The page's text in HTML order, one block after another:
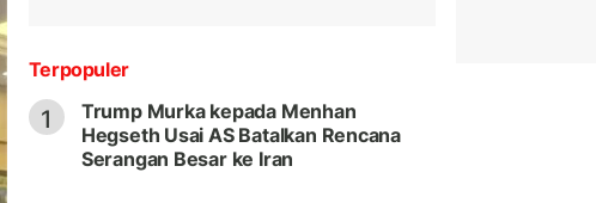
Terpopuler
1
Trump Murka kepada Menhan
Hegseth Usai AS Batalkan Rencana
Serangan Besar ke Iran